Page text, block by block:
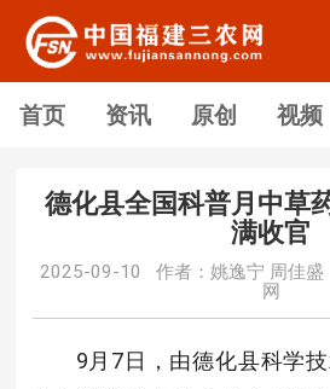
首页 资讯 原创 视频
德化县全国科普月中草
满收官
2025-09-10 作者：姚逸宁 周佳盛
网
9月7日，由德化县科学